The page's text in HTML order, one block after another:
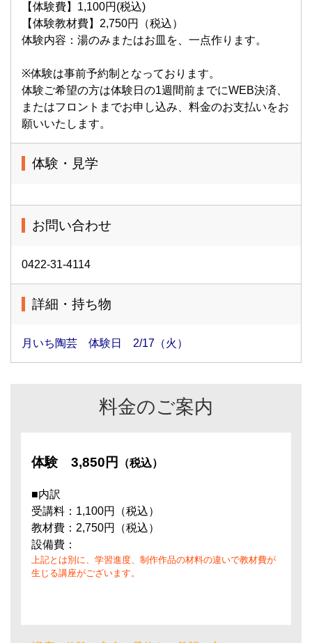
【体験費】1,100円(税込)
【体験教材費】2,750円（税込）
体験内容：湯のみまたはお皿を、一点作ります。
※体験は事前予約制となっております。
体験ご希望の方は体験日の1週間前までにWEB決済、
またはフロントまでお申し込み、料金のお支払いをお
願いいたします。
体験・見学
お問い合わせ
0422-31-4114
詳細・持ち物
月いち陶芸 体験日 2/17（火）
料金のご案内
体験 3,850円 （税込）
■内訳
受講料：1,100円（税込）
教材費：2,750円（税込）
設備費：
上記とは別に、学習進度、制作作品の材料の違いで教材費が
生じる講座がございます。